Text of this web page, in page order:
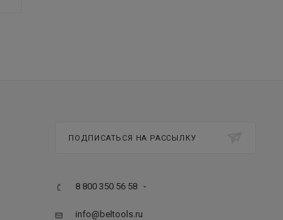
ПОДПИСАТЬСЯ НА РАССЫЛКУ
8 800 350 56 58
info@beltools.ru